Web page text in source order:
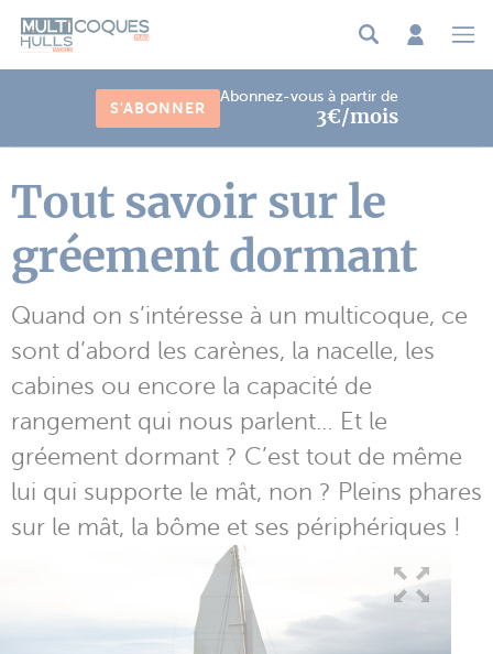
S'ABONNER
Abonnez-vous à partir de
3€/mois
Tout savoir sur le
gréement dormant
Quand on s’intéresse à un multicoque, ce
sont d’abord les carènes, la nacelle, les
cabines ou encore la capacité de
rangement qui nous parlent… Et le
gréement dormant ? C’est tout de même
lui qui supporte le mât, non ? Pleins phares
sur le mât, la bôme et ses périphériques !